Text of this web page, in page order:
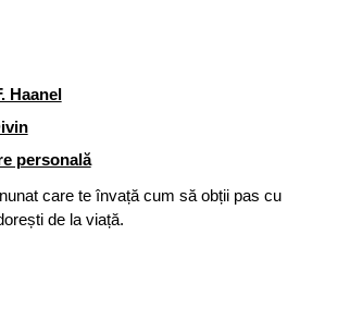
Haanel
personală
care te învață cum să obții pas cu
de la viață.